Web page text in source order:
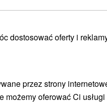
Banskej
dostosować oferty i
przez strony
oferować Ci